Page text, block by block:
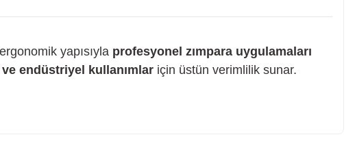
yapısıyla profesyonel zımpara uygulamaları
endüstriyel kullanımlar için üstün verimlilik sunar.